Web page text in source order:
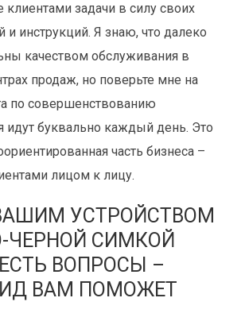
клиентами задачи в силу своих
и инструкций. Я знаю, что далеко
качеством обслуживания в
продаж, но поверьте мне на
по совершенствованию
идут буквально каждый день. Это
часть бизнеса –
лицом к лицу.
УСТРОЙСТВОМ
ЧЕРНОЙ СИМКОЙ
ВОПРОСЫ –
ВАМ ПОМОЖЕТ